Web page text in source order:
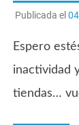
Publicada el
Espero
inactividad
tiendas…